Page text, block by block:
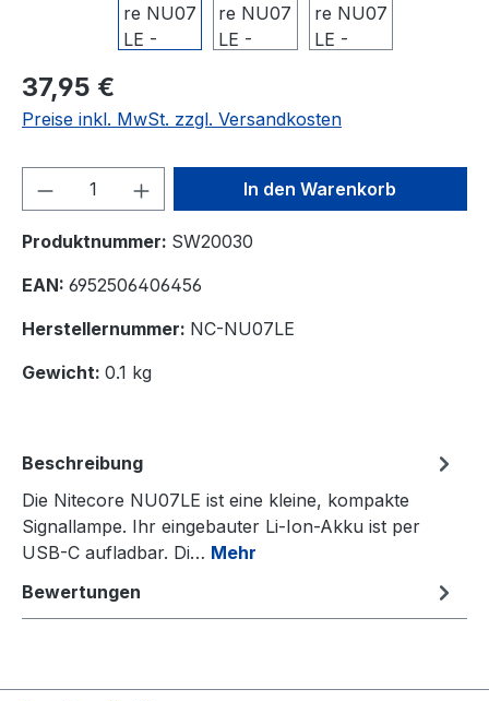
37,95 €
Preise inkl. MwSt. zzgl. Versandkosten
Produkt Anzahl: Gib denIn den Warenkorb
Produktnummer: SW20030
EAN: 6952506406456
Herstellernummer: NC-NU07LE
Gewicht: 0.1 kg
Beschreibung
Die Nitecore NU07LE ist eine kleine, kompakte
Signallampe. Ihr eingebauter Li-Ion-Akku ist per
USB-C aufladbar. Di… Mehr
Bewertungen